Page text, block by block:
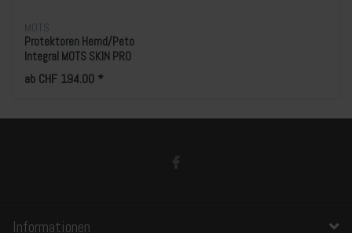
MOTS
Protektoren Hemd/Peto
Integral MOTS SKIN PRO
ab CHF 194.00 *
Informationen